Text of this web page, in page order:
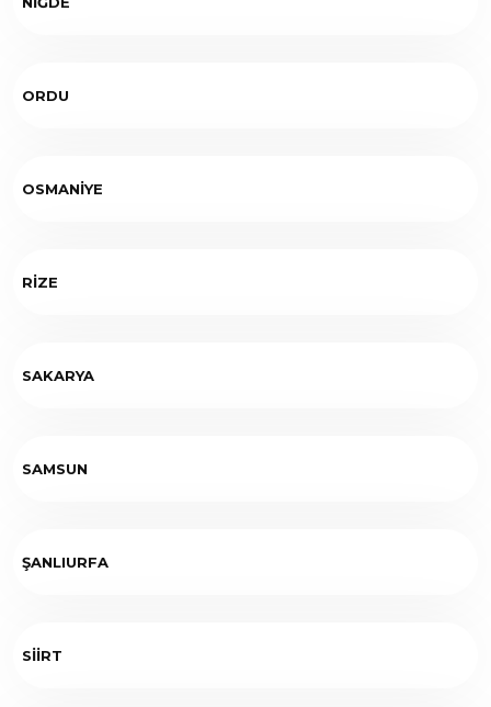
ORDU
OSMANİYE
RİZE
SAKARYA
SAMSUN
ŞANLIURFA
SİİRT